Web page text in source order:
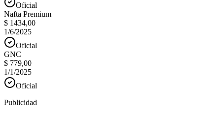
Oficial
Nafta Premium
$ 1434,00
1/6/2025
Oficial
GNC
$ 779,00
1/1/2025
Oficial
Publicidad